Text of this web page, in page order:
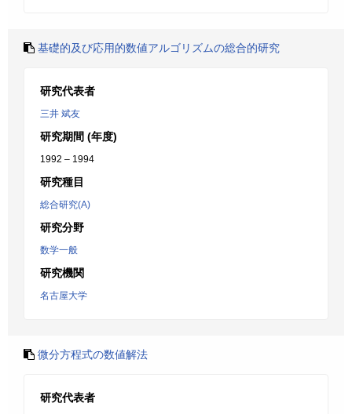
基礎的及び応用的数値アルゴリズムの総合的研究
研究代表者
三井 斌友
研究期間 (年度)
1992 – 1994
研究種目
総合研究(A)
研究分野
数学一般
研究機関
名古屋大学
微分方程式の数値解法
研究代表者